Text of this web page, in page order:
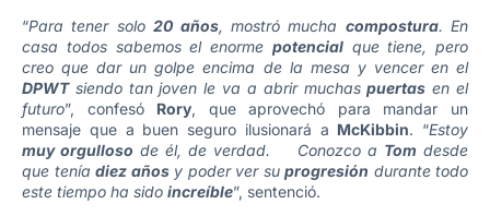
“Para tener solo20 años, mostró mucha compostura. En
casa todos sabemos el enorme potencialque tiene, pero
creo que dar un golpe encima de la mesa y vencer en el
DPWTsiendo tan joven le va a abrir muchaspuertas en el
futuro”, confesó Rory, que aprovechó para mandar un
mensaje que a buen seguro ilusionará a McKibbin. “Estoy
muy orgulloso de él, de verdad. Conozco a Tomdesde
que tenía diez añosy poder ver su progresión durante todo
este tiempo ha sido increíble”, sentenció.